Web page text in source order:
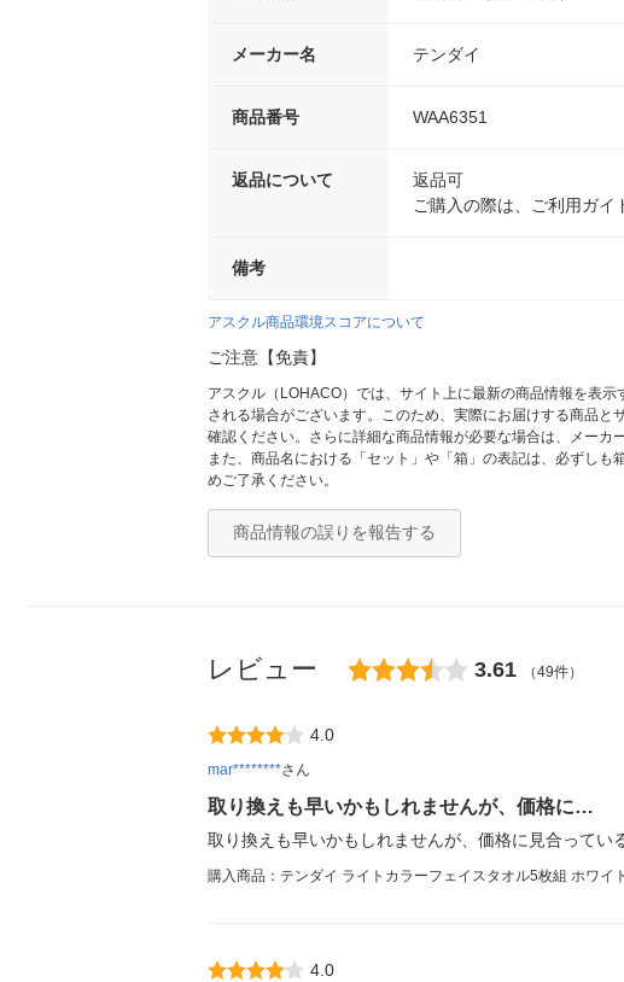
メーカー名 テンダイ
商品番号 WAA6351
返品について
返品可
ご購入の際は、ご利用ガイ
備考
アスクル商品環境スコアについて
ご注意【免責】
アスクル（LOHACO）では、サイト上に最新の商品情報を表
される場合がございます。このため、実際にお届けする商品
確認ください。さらに詳細な商品情報が必要な場合は、メーカ
また、商品名における「セット」や「箱」の表記は、必ずし
めご了承ください。
商品情報の誤りを報告する
レビュー 3.61 （49件）
4.0
mar********さん
取り換えも早いかもしれませんが、価格に…
取り換えも早いかもしれませんが、価格に見合ってい
購入商品：テンダイ ライトカラーフェイスタオル5枚組 ホワイ
4.0